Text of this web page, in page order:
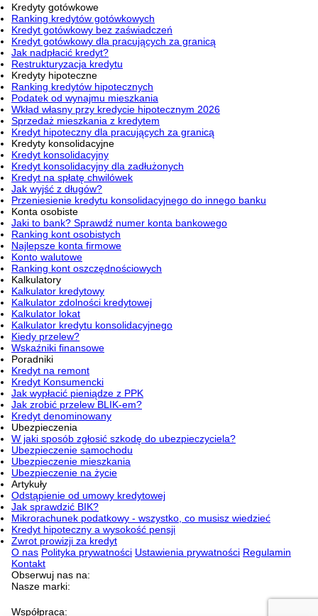
Kredyty gotówkowe
Ranking kredytów gotówkowych
Kredyt gotówkowy bez zaświadczeń
Kredyt gotówkowy dla pracujących za granicą
Jak nadpłacić kredyt?
Restrukturyzacja kredytu
Kredyty hipoteczne
Ranking kredytów hipotecznych
Podatek od wynajmu mieszkania
Wkład własny przy kredycie hipotecznym 2026
Sprzedaż mieszkania z kredytem
Kredyt hipoteczny dla pracujących za granicą
Kredyty konsolidacyjne
Kredyt konsolidacyjny
Kredyt konsolidacyjny dla zadłużonych
Kredyt na spłatę chwilówek
Jak wyjść z długów?
Przeniesienie kredytu konsolidacyjnego do innego banku
Konta osobiste
Jaki to bank? Sprawdź numer konta bankowego
Ranking kont osobistych
Najlepsze konta firmowe
Konto walutowe
Ranking kont oszczędnościowych
Kalkulatory
Kalkulator kredytowy
Kalkulator zdolności kredytowej
Kalkulator lokat
Kalkulator kredytu konsolidacyjnego
Kiedy przelew?
Wskaźniki finansowe
Poradniki
Kredyt na remont
Kredyt Konsumencki
Jak wypłacić pieniądze z PPK
Jak zrobić przelew BLIK-em?
Kredyt denominowany
Ubezpieczenia
W jaki sposób zgłosić szkodę do ubezpieczyciela?
Ubezpieczenie samochodu
Ubezpieczenie mieszkania
Ubezpieczenie na życie
Artykuły
Odstąpienie od umowy kredytowej
Jak sprawdzić BIK?
Mikrorachunek podatkowy - wszystko, co musisz wiedzieć
Kredyt hipoteczny a wysokość pensji
Zwrot prowizji za kredyt
O nas Polityka prywatności Ustawienia prywatności Regulamin
Kontakt
Obserwuj nas na:
Nasze marki:
Współpraca: